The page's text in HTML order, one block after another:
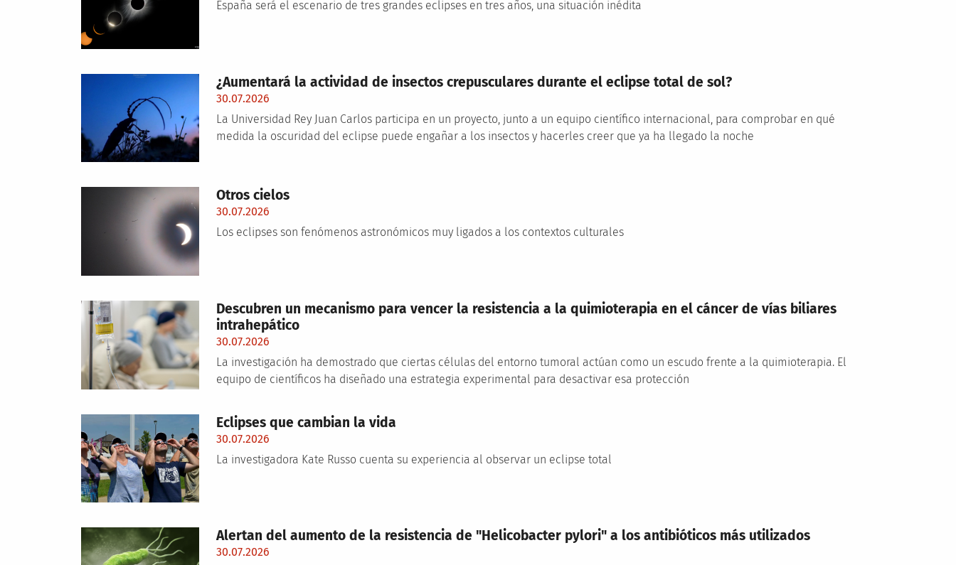
España será el escenario de tres grandes eclipses en tres años, una situación inédita
¿Aumentará la actividad de insectos crepusculares durante el eclipse total de sol?
30.07.2026
La Universidad Rey Juan Carlos participa en un proyecto, junto a un equipo científico internacional, para comprobar en qué
medida la oscuridad del eclipse puede engañar a los insectos y hacerles creer que ya ha llegado la noche
Otros cielos
30.07.2026
Los eclipses son fenómenos astronómicos muy ligados a los contextos culturales
Descubren un mecanismo para vencer la resistencia a la quimioterapia en el cáncer de vías biliares
intrahepático
30.07.2026
La investigación ha demostrado que ciertas células del entorno tumoral actúan como un escudo frente a la quimioterapia. El
equipo de científicos ha diseñado una estrategia experimental para desactivar esa protección
Eclipses que cambian la vida
30.07.2026
La investigadora Kate Russo cuenta su experiencia al observar un eclipse total
Alertan del aumento de la resistencia de "Helicobacter pylori" a los antibióticos más utilizados
30.07.2026